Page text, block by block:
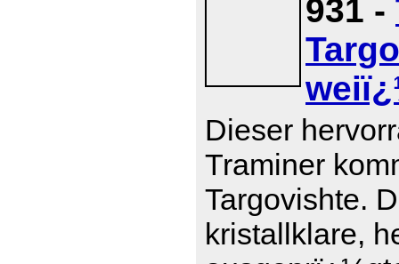
931 -
Dieser
Traminer
Targovishte.
kristallklare,